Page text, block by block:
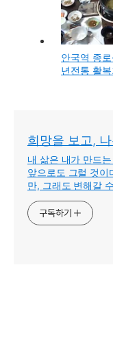
안국역 종
년전통 활
희망을 보고,
내 삶은 내가 만드
앞으로도 그럴 것이
만, 그래도 변해갈
구독하기